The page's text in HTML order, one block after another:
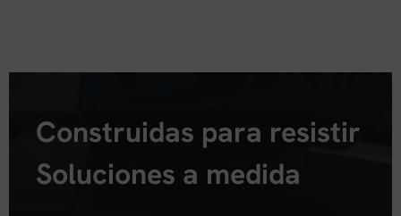
Construidas para resistir
Soluciones a medida